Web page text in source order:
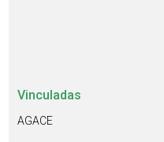
Vinculadas
AGACE